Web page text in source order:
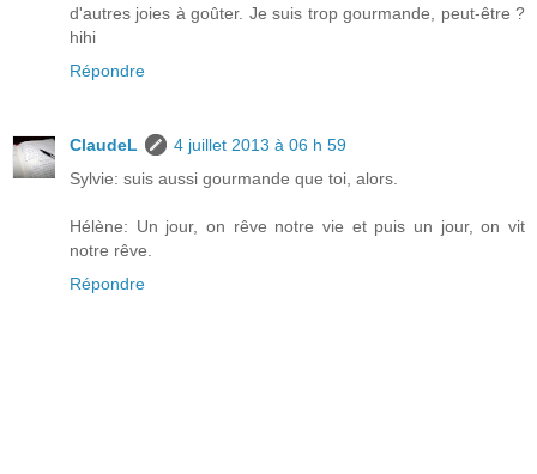
d'autres joies à goûter. Je suis trop gourmande, peut-être ?
hihi
Répondre
ClaudeL
4 juillet 2013 à 06 h 59
Sylvie: suis aussi gourmande que toi, alors.
Hélène: Un jour, on rêve notre vie et puis un jour, on vit
notre rêve.
Répondre